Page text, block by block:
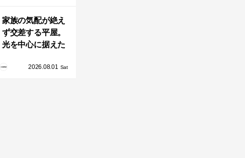
売開始
家族の気配が絶え
ず交差する平屋。
光を中心に据えた
杜」
2026.08.01 Sat